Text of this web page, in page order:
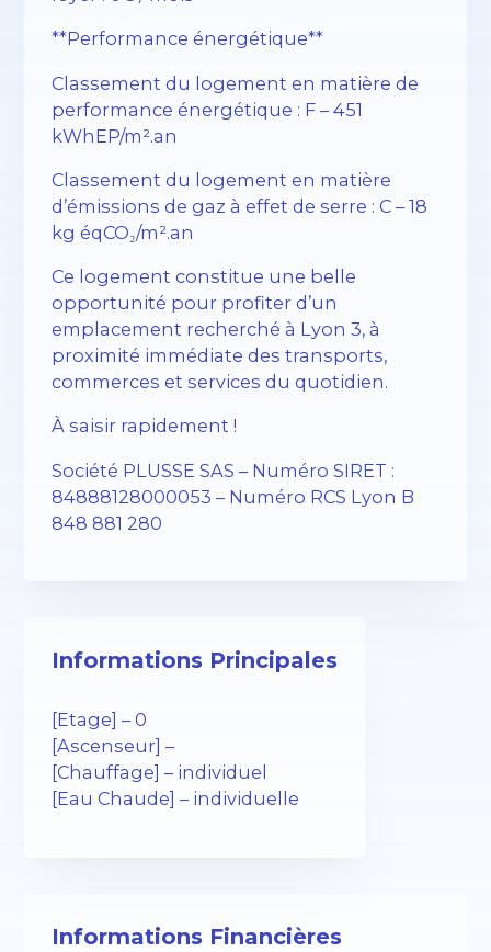
**Performance énergétique**
Classement du logement en matière de
performance énergétique : F – 451
kWhEP/m².an
Classement du logement en matière
d’émissions de gaz à effet de serre : C – 18
kg éqCO₂/m².an
Ce logement constitue une belle
opportunité pour profiter d’un
emplacement recherché à Lyon 3, à
proximité immédiate des transports,
commerces et services du quotidien.
À saisir rapidement !
Société PLUSSE SAS – Numéro SIRET :
84888128000053 – Numéro RCS Lyon B
848 881 280
Informations Principales
[Etage] – 0
[Ascenseur] –
[Chauffage] – individuel
[Eau Chaude] – individuelle
Informations Financières